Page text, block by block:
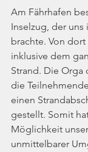
Am Fährhafen
Inselzug, der uns
brachte. Von
inklusive dem
Strand. Die Orga
die
einen
gestellt. Somit
Möglichkeit
unmittelbarer